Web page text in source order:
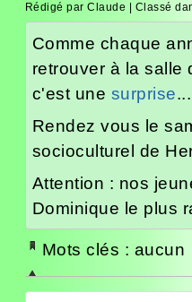
Rédigé par Claude | Classé
Comme chaque
retrouver à la salle
c'est une surprise...
Rendez vous le
socioculturel de
Attention : nos
Dominique le plus
Mots clés : aucun